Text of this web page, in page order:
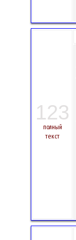
123
полный
текст